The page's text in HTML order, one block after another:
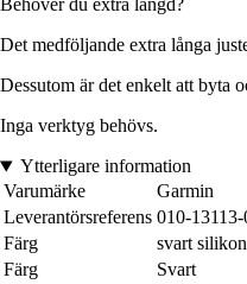
Behöver du extra längd?
Det medföljande extra långa
Dessutom är det enkelt att byta
Inga verktyg behövs.
Ytterligare information
Varumärke
Garmin
Leverantörsreferens 010-13113-
Färg
svart silikon
Färg
Svart